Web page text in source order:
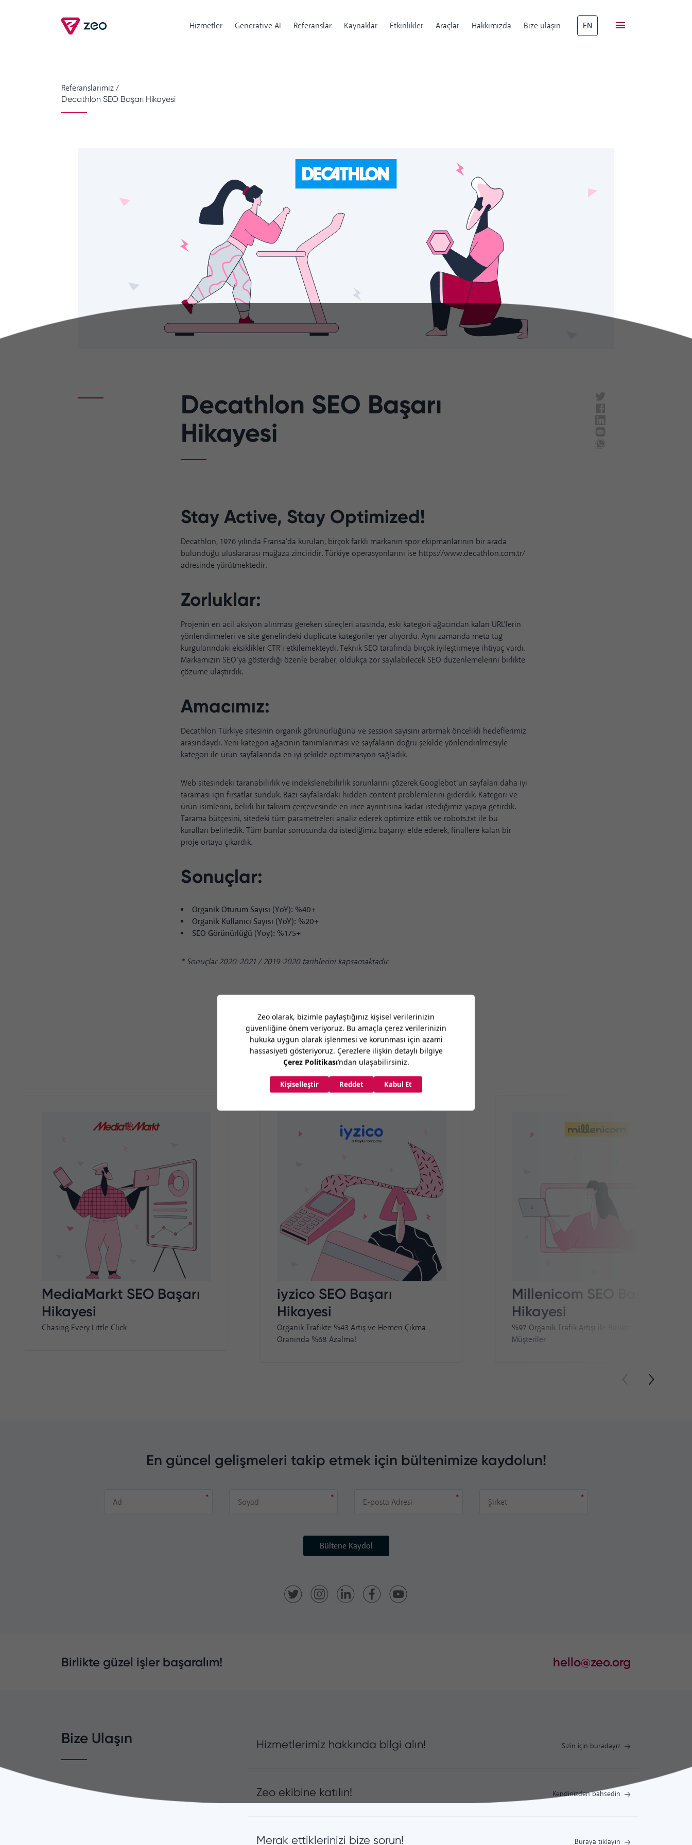
Hizmetler Generative AI Referanslar Kaynaklar Etkinlikler Araçlar Hakkımızda Bize ulaşın EN
Referanslarımız/
Decathlon SEO Başarı Hikayesi
Decathlon SEO Başarı
Hikayesi
Stay Active, Stay Optimized!
Decathlon, 1976 yılında Fransa'da kurulan, birçok farklı markanın spor ekipmanlarının bir arada
bulunduğu uluslararası mağaza zinciridir. Türkiye operasyonlarını ise https://www.decathlon.com.tr/
adresinde yürütmektedir.
Zorluklar:
Projenin en acil aksiyon alınması gereken süreçleri arasında, eski kategori ağacından kalan URL’lerin
yönlendirmeleri ve site genelindeki duplicate kategoriler yer alıyordu. Aynı zamanda meta tag
kurgularındaki eksiklikler CTR’ı etkilemekteydi. Teknik SEO tarafında birçok iyileştirmeye ihtiyaç vardı.
Markamızın SEO’ya gösterdiği özenle beraber, oldukça zor sayılabilecek SEO düzenlemelerini birlikte
çözüme ulaştırdık.
Amacımız:
Decathlon Türkiye sitesinin organik görünürlüğünü ve session sayısını artırmak öncelikli hedeflerimiz
arasındaydı. Yeni kategori ağacının tanımlanması ve sayfaların doğru şekilde yönlendirilmesiyle
kategori ile ürün sayfalarında en iyi şekilde optimizasyon sağladık.
Web sitesindeki taranabilirlik ve indekslenebilirlik sorunlarını çözerek Googlebot’un sayfaları daha iyi
taraması için fırsatlar sunduk. Bazı sayfalardaki hidden content problemlerini giderdik. Kategori ve
ürün isimlerini, belirli bir takvim çerçevesinde en ince ayrıntısına kadar istediğimiz yapıya getirdik.
Tarama bütçesini, sitedeki tüm parametreleri analiz ederek optimize ettik ve robots.txt ile bu
kuralları belirledik. Tüm bunlar sonucunda da istediğimiz başarıyı elde ederek, finallere kalan bir
proje ortaya çıkardık.
Sonuçlar:
Organik Oturum Sayısı (YoY): %40+
Organik Kullanıcı Sayısı (YoY): %20+
SEO Görünürlüğü (Yoy): %175+
* Sonuçlar 2020-2021 / 2019-2020 tarihlerini kapsamaktadır.
Diğer Vaka Analizleri
MediaMarkt SEO Başarı
Hikayesi
Chasing Every Little Click
iyzico SEO Başarı
Hikayesi
Organik Trafikte %43 Artış ve Hemen Çıkma
Oranında %68 Azalma!
Millenicom SEO Başarı
Hikayesi
%97 Organik Trafik Artışı ile Birlikte Gelen Yeni
Müşteriler
En güncel gelişmeleri takip etmek için bültenimize kaydolun!
Bültene Kaydol
Birlikte güzel işler başaralım! hello@zeo.org
Bize Ulaşın Hizmetlerimiz hakkında bilgi alın! Sizin için buradayız
Zeo ekibine katılın! Kendinizden bahsedin
Merak ettiklerinizi bize sorun! Buraya tıklayın